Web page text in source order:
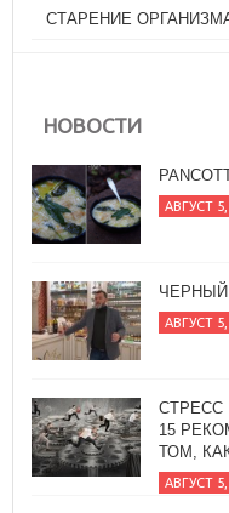
СТАРЕНИЕ
НОВОСТИ
АВГУСТ 5,
АВГУСТ 5,
СТРЕСС
15
ТОМ,
АВГУСТ 5,